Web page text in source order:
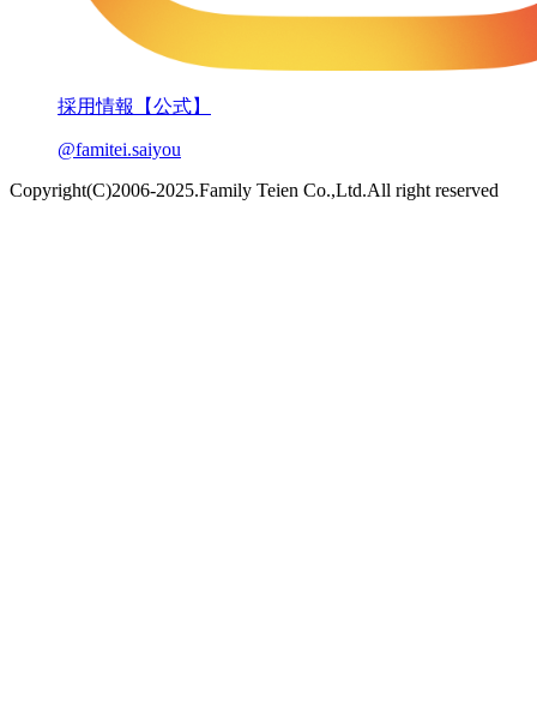
採用情報【公式】
@famitei.saiyou
Copyright(C)2006-2025.Family Teien Co.,Ltd.All right reserved